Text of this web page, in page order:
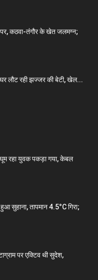
पर, कठवा-तंगौर के खेत जलमग्न;
लौट रही झज्जर की बेटी, खेल...
रहा युवक पकड़ा गया, केबल
सुहाना, तापमान 4.5°C गिरा;
पर एक्टिव थी सुदेश,